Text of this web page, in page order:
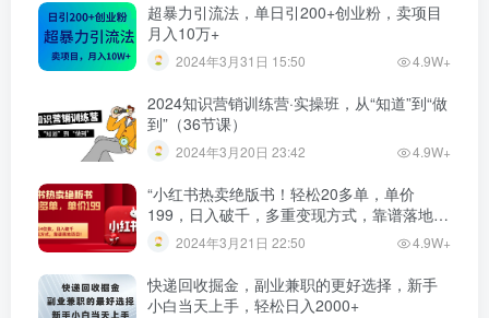
超暴力引流法，单日引200+创业粉，卖项目
月入10万+
2024年3月31日 15:50 4.9W+
2024知识营销训练营·实操班，从“知道”到“做
到”（36节课）
2024年3月20日 23:42 4.9W+
“小红书热卖绝版书！轻松20多单，单价
199，日入破千，多重变现方式，靠谱落地项
目！”2024年3月21日 22:50 4.9W+
快递回收掘金，副业兼职的更好选择，新手
小白当天上手，轻松日入2000+